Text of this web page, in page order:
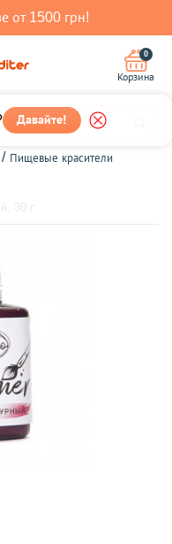
от 1500 грн!
Давайте!
0
Корзина
Пищевые красители